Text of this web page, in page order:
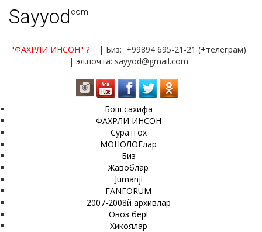
Sayyod.com
"ФАХРЛИ ИНСОН" ?
| Биз: +99894 695-21-21 (+телеграм)
| эл.почта: sayyod@gmail.com
Бош сахифа
ФАХРЛИ ИНСОН
Суратгох
МОНОЛОГлар
Биз
Жавоблар
Jumanji
FANFORUM
2007-2008й архивлар
Овоз бер!
Хикоялар